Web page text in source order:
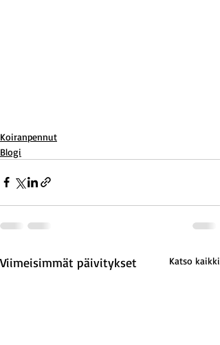
Koiranpennut
Blogi
Viimeisimmät päivitykset Katso kaikki